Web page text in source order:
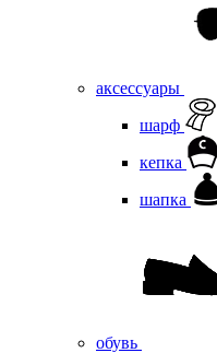
аксессуары
шарф
кепка
шапка
обувь